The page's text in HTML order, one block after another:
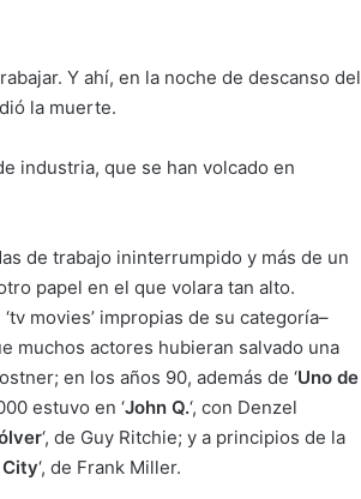
Y ahí, en la noche de descanso del
la muerte.
industria, que se han volcado en
de trabajo ininterrumpido y más de un
papel en el que volara tan alto.
movies’ impropias de su categoría–
muchos actores hubieran salvado una
en los años 90, además de ‘Uno de
estuvo en ‘John Q.‘, con Denzel
‘, de Guy Ritchie; y a principios de la
‘, de Frank Miller.